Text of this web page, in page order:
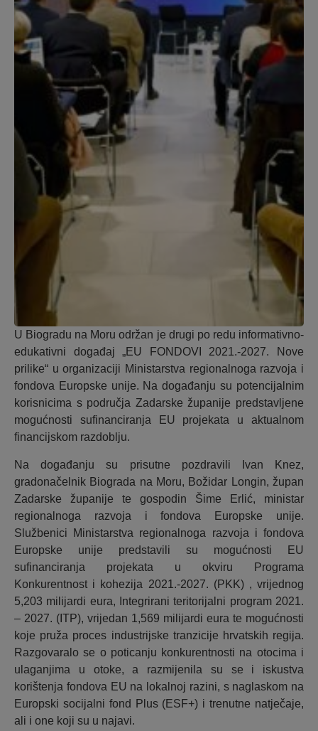
U Biogradu na Moru održan je drugi po redu informativno-
edukativni događaj „EU FONDOVI 2021.-2027. Nove
prilike“ u organizaciji Ministarstva regionalnoga razvoja i
fondova Europske unije. Na događanju su potencijalnim
korisnicima s područja Zadarske županije predstavljene
mogućnosti sufinanciranja EU projekata u aktualnom
financijskom razdoblju.
Na događanju su prisutne pozdravili Ivan Knez,
gradonačelnik Biograda na Moru, Božidar Longin, župan
Zadarske županije te gospodin Šime Erlić, ministar
regionalnoga razvoja i fondova Europske unije.
Službenici Ministarstva regionalnoga razvoja i fondova
Europske unije predstavili su mogućnosti EU
sufinanciranja projekata u okviru Programa
Konkurentnost i kohezija 2021.-2027. (PKK) , vrijednog
5,203 milijardi eura, Integrirani teritorijalni program 2021.
– 2027. (ITP), vrijedan 1,569 milijardi eura te mogućnosti
koje pruža proces industrijske tranzicije hrvatskih regija.
Razgovaralo se o poticanju konkurentnosti na otocima i
ulaganjima u otoke, a razmijenila su se i iskustva
korištenja fondova EU na lokalnoj razini, s naglaskom na
Europski socijalni fond Plus (ESF+) i trenutne natječaje,
ali i one koji su u najavi.